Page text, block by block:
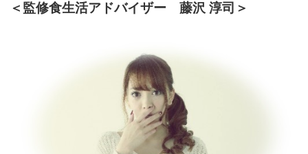
＜監修食生活アドバイザー 藤沢 淳司＞